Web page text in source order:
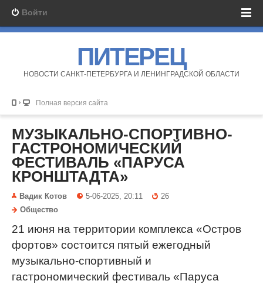
Войти
ПИТЕРЕЦ
НОВОСТИ САНКТ-ПЕТЕРБУРГА И ЛЕНИНГРАДСКОЙ ОБЛАСТИ
Полная версия сайта
МУЗЫКАЛЬНО-СПОРТИВНО-
ГАСТРОНОМИЧЕСКИЙ
ФЕСТИВАЛЬ «ПАРУСА
КРОНШТАДТА»
Вадик Котов 5-06-2025, 20:11
26
Общество
21 июня на территории комплекса «Остров
фортов» состоится пятый ежегодный
музыкально-спортивный и
гастрономический фестиваль «Паруса